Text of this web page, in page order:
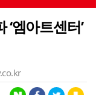
엠아트센터’